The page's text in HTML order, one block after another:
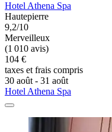
Hotel Athena Spa
Hautepierre
9,2/10
Merveilleux
(1 010 avis)
104 €
taxes et frais compris
30 août - 31 août
Hotel Athena Spa